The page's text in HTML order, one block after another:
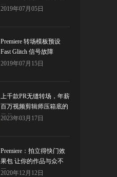
画
2019年07月05日
Premiere 转场模板预设
Fast Glitch 信号故障
2019年07月15日
上千款PR无缝转场，年薪
百万视频剪辑师压箱底的
干货！
2023年03月17日
Premiere：拍立得快门效
果包 让你的作品与众不
同！
2020年12月12日